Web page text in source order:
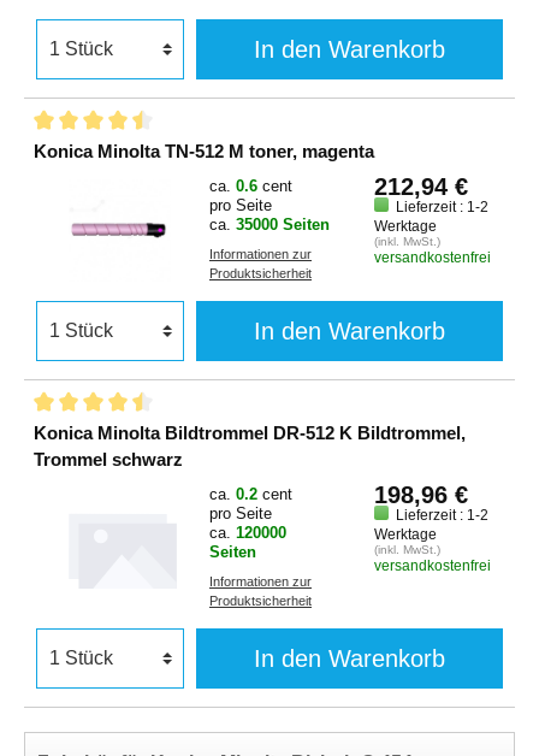
In den Warenkorb
Konica Minolta TN-512 M toner, magenta
ca. 0.6 cent
pro Seite
ca. 35000 Seiten
Informationen zur
Produktsicherheit
212,94 €
Lieferzeit : 1-2
Werktage
(inkl. MwSt.)
versandkostenfrei
In den Warenkorb
Konica Minolta Bildtrommel DR-512 K Bildtrommel,
Trommel schwarz
ca. 0.2 cent
pro Seite
ca. 120000
Seiten
Informationen zur
Produktsicherheit
198,96 €
Lieferzeit : 1-2
Werktage
(inkl. MwSt.)
versandkostenfrei
In den Warenkorb